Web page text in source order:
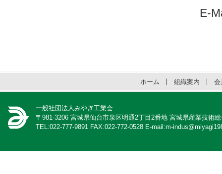
E-Mail
ホーム 組織案内 会
一般社団法人みやぎ工業会
〒981-3206 宮城県仙台市泉区明通2丁目2番地 宮城県産業技術
TEL:022-777-9891 FAX:022-772-0528 E-mail:m-